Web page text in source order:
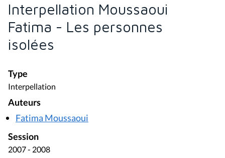
Interpellation Moussaoui
Fatima - Les personnes
isolées
Type
Interpellation
Auteurs
Fatima Moussaoui
Session
2007 - 2008